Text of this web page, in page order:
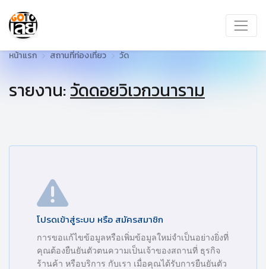
หน้าแรก สถานที่ท่องเที่ยว วัด
รายงาน:วัดดอยวิเวกวนาราม
โปรดเข้าสู่ระบบ หรือ สมัครสมาชิก
การขอแก้ไขข้อมูลหรือเพิ่มข้อมูลใหม่จำเป็นอย่างยิ่งที่
คุณต้องยืนยันตัวตนความเป็นเจ้าของสถานที่ ธุรกิจ
ร้านค้า หรือบริการ กับเรา เมื่อคุณได้รับการยืนยันตัว